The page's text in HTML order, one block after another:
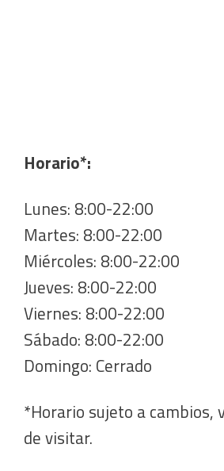
Horario*:
Lunes: 8:00-22:00
Martes: 8:00-22:00
Miércoles: 8:00-22:00
Jueves: 8:00-22:00
Viernes: 8:00-22:00
Sábado: 8:00-22:00
Domingo: Cerrado
*Horario sujeto a cambios,
de visitar.